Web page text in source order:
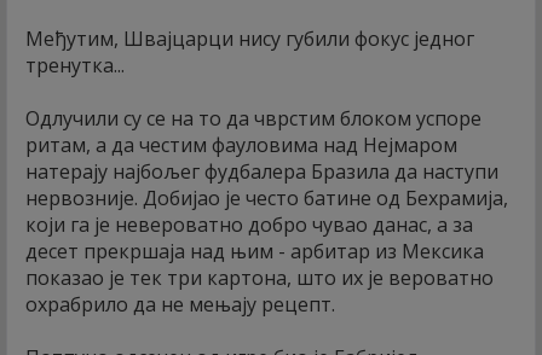
Међутим, Швајцарци нису губили фокус једног
тренутка...
Одлучили су се на то да чврстим блоком успоре
ритам, а да честим фауловима над Нејмаром
натерају најбољег фудбалера Бразила да наступи
нервозније. Добијао је често батине од Бехрамија,
који га је невероватно добро чувао данас, а за
десет прекршаја над њим - арбитар из Мексика
показао је тек три картона, што их је вероватно
охрабрило да не мењају рецепт.